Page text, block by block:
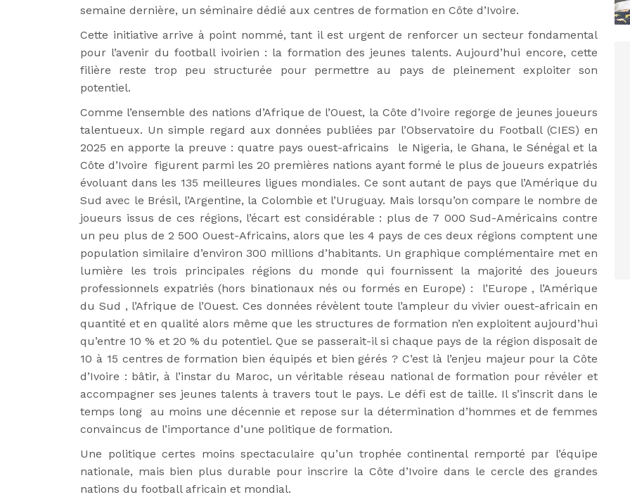
semaine dernière, un séminaire dédié aux centres de formation en Côte d’Ivoire.
Cette initiative arrive à point nommé, tant il est urgent de renforcer un secteur fondamental
pour l’avenir du football ivoirien : la formation des jeunes talents. Aujourd’hui encore, cette
filière reste trop peu structurée pour permettre au pays de pleinement exploiter son
potentiel.
Comme l’ensemble des nations d’Afrique de l’Ouest, la Côte d’Ivoire regorge de jeunes joueurs
talentueux. Un simple regard aux données publiées par l’Observatoire du Football (CIES) en
2025 en apporte la preuve : quatre pays ouest-africains le Nigeria, le Ghana, le Sénégal et la
Côte d’Ivoire figurent parmi les 20 premières nations ayant formé le plus de joueurs expatriés
évoluant dans les 135 meilleures ligues mondiales. Ce sont autant de pays que l’Amérique du
Sud avec le Brésil, l’Argentine, la Colombie et l’Uruguay. Mais lorsqu’on compare le nombre de
joueurs issus de ces régions, l’écart est considérable : plus de 7 000 Sud-Américains contre
un peu plus de 2 500 Ouest-Africains, alors que les 4 pays de ces deux régions comptent une
population similaire d’environ 300 millions d’habitants. Un graphique complémentaire met en
lumière les trois principales régions du monde qui fournissent la majorité des joueurs
professionnels expatriés (hors binationaux nés ou formés en Europe) : l’Europe , l’Amérique
du Sud , l’Afrique de l’Ouest. Ces données révèlent toute l’ampleur du vivier ouest-africain en
quantité et en qualité alors même que les structures de formation n’en exploitent aujourd’hui
qu’entre 10 % et 20 % du potentiel. Que se passerait-il si chaque pays de la région disposait de
10 à 15 centres de formation bien équipés et bien gérés ? C’est là l’enjeu majeur pour la Côte
d’Ivoire : bâtir, à l’instar du Maroc, un véritable réseau national de formation pour révéler et
accompagner ses jeunes talents à travers tout le pays. Le défi est de taille. Il s’inscrit dans le
temps long au moins une décennie et repose sur la détermination d’hommes et de femmes
convaincus de l’importance d’une politique de formation.
Une politique certes moins spectaculaire qu’un trophée continental remporté par l’équipe
nationale, mais bien plus durable pour inscrire la Côte d’Ivoire dans le cercle des grandes
nations du football africain et mondial.